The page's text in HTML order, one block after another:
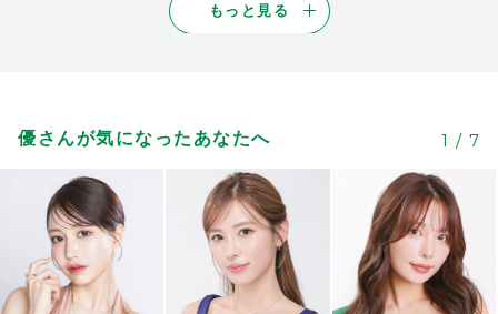
もっと見る
優さんが気になったあなたへ 1 / 7